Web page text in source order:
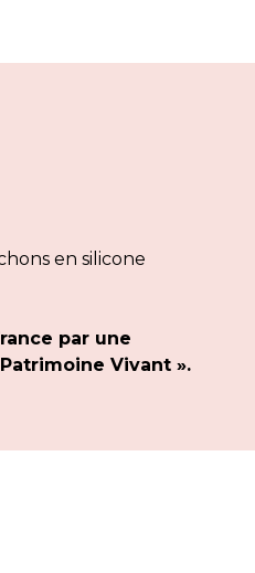
en silicone
par une
Vivant ».